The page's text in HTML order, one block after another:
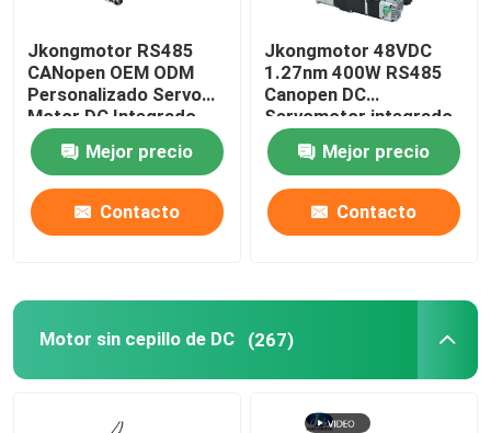
Jkongmotor RS485
CANopen OEM ODM
Personalizado Servo
Motor DC Integrado
Nema 17 23 24 34
Servo Motor Bldc sin
escobillas con
controladores
integrados
Mejor precio
Contacto
Jkongmotor 48VDC
1.27nm 400W RS485
Canopen DC
Servomotor integrado
con conductor junto
con freno o caja de
cambios
Mejor precio
Contacto
Motor sin cepillo de DC (267)